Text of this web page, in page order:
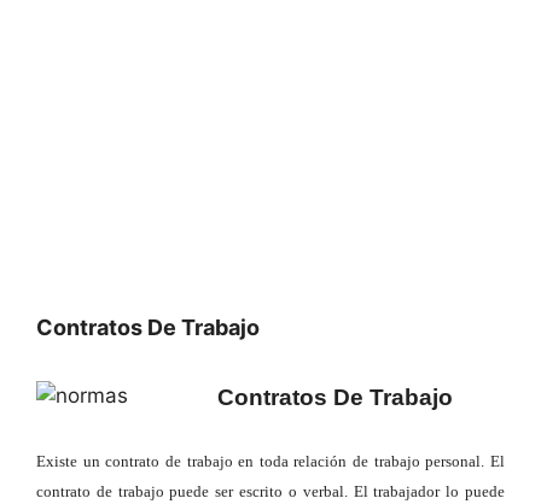
Contratos De Trabajo
Contratos De Trabajo
Existe un contrato de trabajo en toda relación de trabajo personal. El
contrato de trabajo puede ser escrito o verbal. El trabajador lo puede